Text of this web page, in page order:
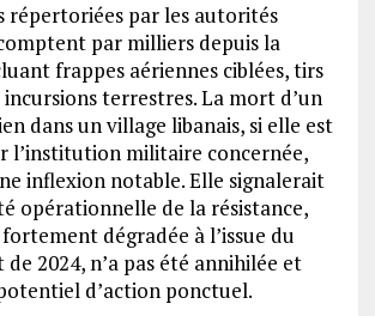
répertoriées par les autorités
par milliers depuis la
frappes aériennes ciblées, tirs
terrestres. La mort d’un
dans un village libanais, si elle est
l’institution militaire concernée,
inflexion notable. Elle signalerait
opérationnelle de la résistance,
dégradée à l’issue du
2024, n’a pas été annihilée et
d’action ponctuel.